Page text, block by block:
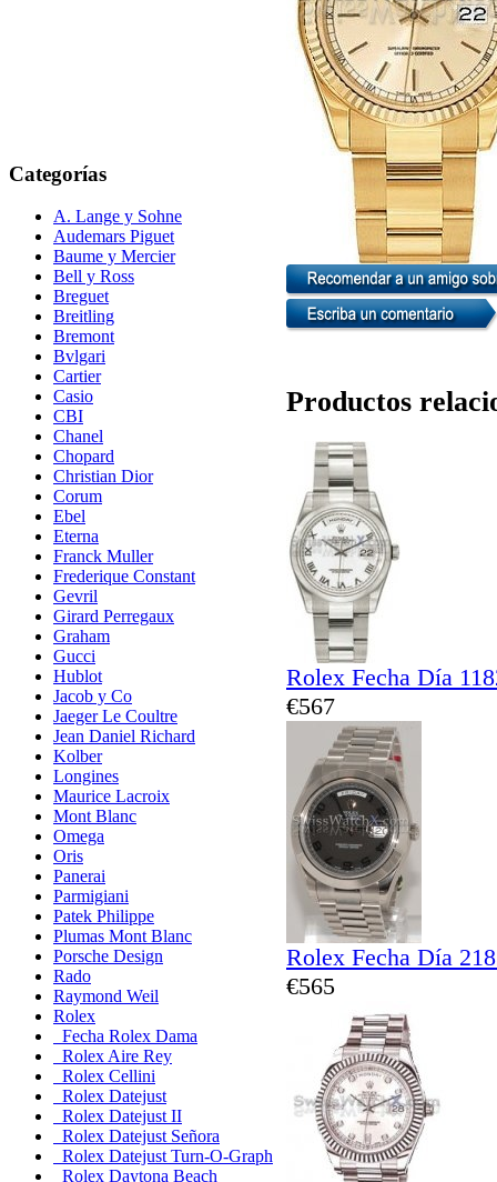
Categorías
A. Lange y Sohne
Audemars Piguet
Baume y Mercier
Bell y Ross
Breguet
Breitling
Bremont
Bvlgari
Cartier
Casio
CBI
Chanel
Chopard
Christian Dior
Corum
Ebel
Eterna
Franck Muller
Frederique Constant
Gevril
Girard Perregaux
Graham
Gucci
Hublot
Jacob y Co
Jaeger Le Coultre
Jean Daniel Richard
Kolber
Longines
Maurice Lacroix
Mont Blanc
Omega
Oris
Panerai
Parmigiani
Patek Philippe
Plumas Mont Blanc
Porsche Design
Rado
Raymond Weil
Rolex
Fecha Rolex Dama
Rolex Aire Rey
Rolex Cellini
Rolex Datejust
Rolex Datejust II
Rolex Datejust Señora
Rolex Datejust Turn-O-Graph
Rolex Daytona Beach
Productos
Rolex Fecha Día
€567
Rolex Fecha Día
€565